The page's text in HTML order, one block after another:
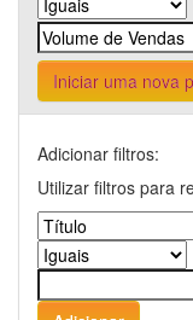
Iniciar uma nova
Adicionar filtros:
Utilizar filtros para